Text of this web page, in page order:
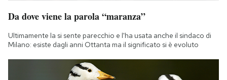
Da dove viene la parola “maranza”
Ultimamente la si sente parecchio e l'ha usata anche il sindaco di
Milano: esiste dagli anni Ottanta ma il significato si è evoluto